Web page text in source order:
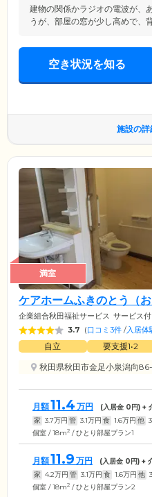
建物の関係かラジオの電波が、
うが、部屋の窓が少し高めで、
空き状況を知る
施設の詳
満室
ケアホームふきのとう（お
企業組合秋田福祉サービス サービス
3.7 (口コミ3件 /入居体
自立 要支援1•2
秋田県秋田市金足小泉潟向86-
月額11.4 万円 (入居金 0円) +
家 3.7万円 管 3.1万円 食 1.6万円 他
個室 / 18m2 / ひとり部屋プラン1
月額11.9 万円 (入居金 0円) +
家 4.2万円 管 3.1万円 食 1.6万円 他
個室 / 18m2 / ひとり部屋プラン2